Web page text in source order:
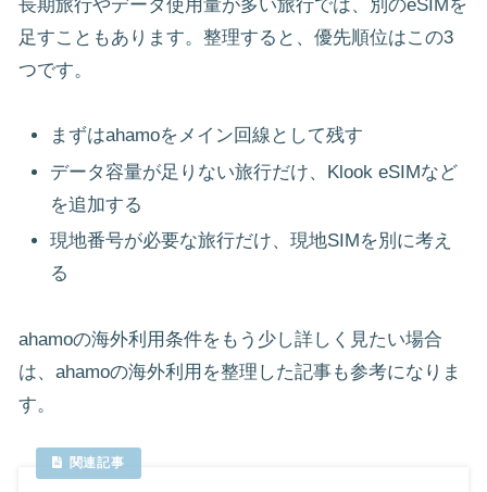
長期旅行やデータ使用量が多い旅行では、別のeSIMを
足すこともあります。整理すると、優先順位はこの3
つです。
まずはahamoをメイン回線として残す
データ容量が足りない旅行だけ、Klook eSIMなど
を追加する
現地番号が必要な旅行だけ、現地SIMを別に考え
る
ahamoの海外利用条件をもう少し詳しく見たい場合
は、ahamoの海外利用を整理した記事も参考になりま
す。